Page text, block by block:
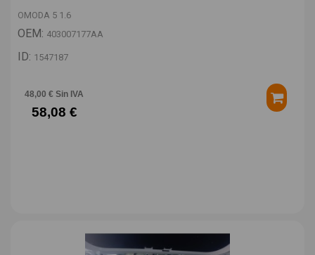
OMODA 5 1.6
OEM: 403007177AA
ID: 1547187
48,00 € Sin IVA
58,08 €